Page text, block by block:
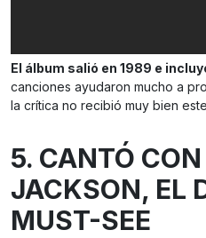
El álbum salió en 1989 e
canciones ayudaron mucho a
la crítica no recibió muy bien
5. CANTÓ
JACKSON, EL
MUST-SEE